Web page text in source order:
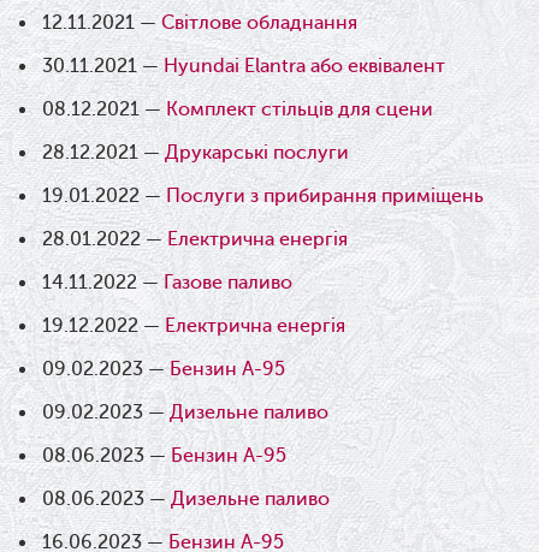
12.11.2021 — Світлове обладнання
30.11.2021 — Hyundai Elantra або еквівалент
08.12.2021 — Комплект стільців для сцени
28.12.2021 — Друкарські послуги
19.01.2022 — Послуги з прибирання приміщень
28.01.2022 — Електрична енергія
14.11.2022 —Газове паливо
19.12.2022 — Електрична енергія
09.02.2023 —Бензин А-95
09.02.2023 — Дизельне паливо
08.06.2023 — Бензин А-95
08.06.2023 —Дизельне паливо
16.06.2023 —Бензин А-95